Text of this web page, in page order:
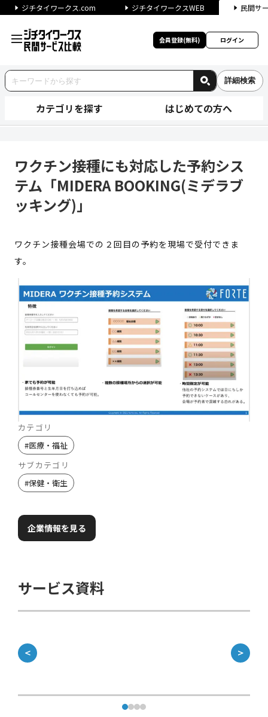
ジチタイワークス.com ジチタイワークスWEB 民間サ
会員登録(無料) ログイン
詳細検索
カテゴリを探す はじめての方へ
ワクチン接種にも対応した予約シス
テム「MIDERA BOOKING(ミデラブ
ッキング)」
ワクチン接種会場での２回目の予約を現場で受付できま
す。
カテゴリ
#医療・福祉
サブカテゴリ
#保健・衛生
企業情報を見る
サービス資料
＜ ＞